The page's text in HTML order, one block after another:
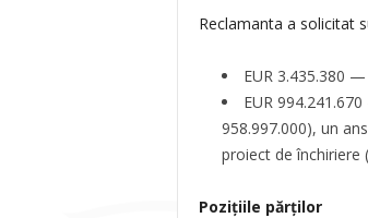
Reclamanta a solicitat
EUR 3.435.380
EUR
958.997.000), un
proiect de închiriere
Pozițiile părților